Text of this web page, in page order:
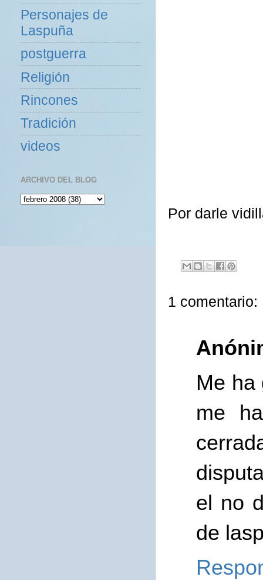
Por darle
1 comentario:
Me ha
me
el no
de
Personajes de
Laspuña
postguerra
Religión
Rincones
Tradición
videos
ARCHIVO DEL BLOG